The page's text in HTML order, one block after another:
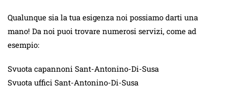
Qualunque sia la tua esigenza noi possiamo darti una
mano! Da noi puoi trovare numerosi servizi, come ad
esempio:
Svuota capannoni Sant-Antonino-Di-Susa
Svuota uffici Sant-Antonino-Di-Susa